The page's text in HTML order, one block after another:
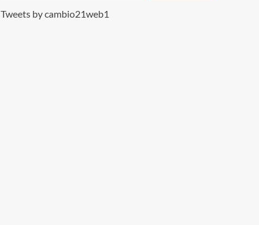
Tweets by cambio21web1